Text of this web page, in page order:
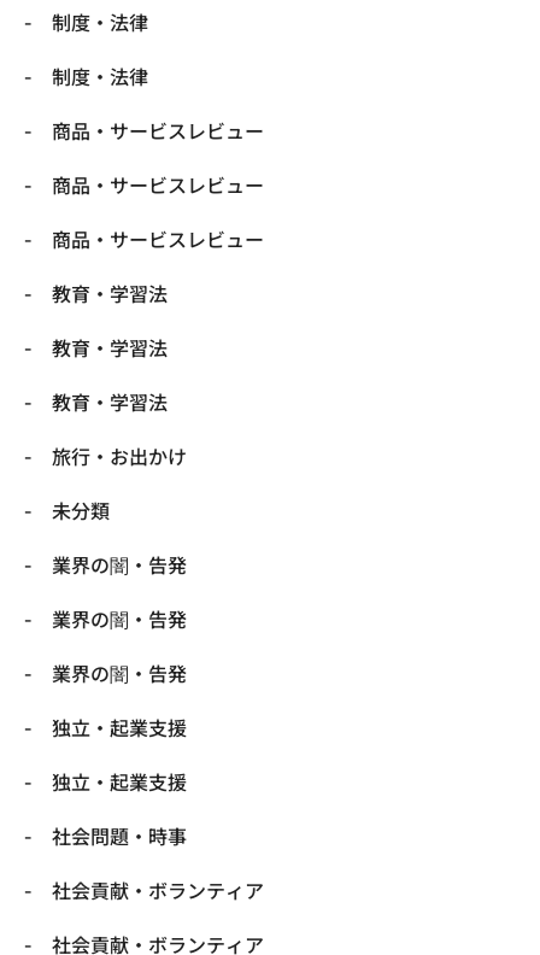
制度・法律
制度・法律
商品・サービスレビュー
商品・サービスレビュー
商品・サービスレビュー
教育・学習法
教育・学習法
教育・学習法
旅行・お出かけ
未分類
業界の闇・告発
業界の闇・告発
業界の闇・告発
独立・起業支援
独立・起業支援
社会問題・時事
社会貢献・ボランティア
社会貢献・ボランティア